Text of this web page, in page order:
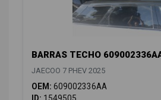
BARRAS TECHO
JAECOO 7 PHEV 2025
OEM: 609002336AA
ID: 1549505